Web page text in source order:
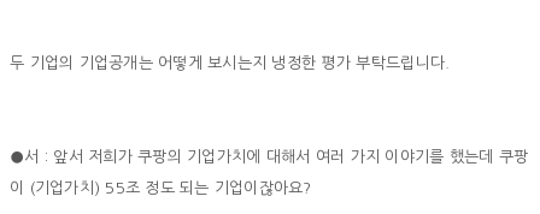
두 기업의 기업공개는 어떻게 보시는지 냉정한 평가 부탁드립니다.
●서 : 앞서 저희가 쿠팡의 기업가치에 대해서 여러 가지 이야기를 했는데 쿠팡
이 (기업가치) 55조 정도 되는 기업이잖아요?